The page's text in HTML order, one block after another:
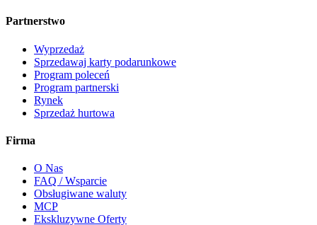
Partnerstwo
Wyprzedaż
Sprzedawaj karty podarunkowe
Program poleceń
Program partnerski
Rynek
Sprzedaż hurtowa
Firma
O Nas
FAQ / Wsparcie
Obsługiwane waluty
MCP
Ekskluzywne Oferty